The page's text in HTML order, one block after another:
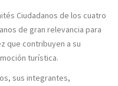
Ciudadanos de los cuatro
de gran relevancia para
que contribuyen a su
turística.
sus integrantes,